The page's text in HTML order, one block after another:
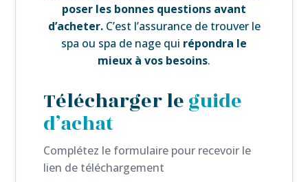
poser les bonnes questions avant
d’acheter.C’est l’assurance de trouver le
spa ou spa de nage qui répondra le
mieux à vos besoins.
Télécharger leguide
d’achat
Complétez le formulaire pour recevoir le
lien de téléchargement